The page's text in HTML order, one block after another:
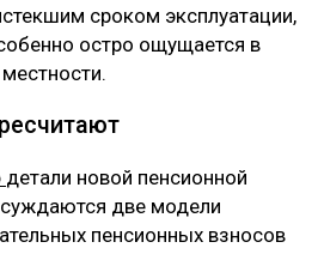
сроком эксплуатации,
остро ощущается в
детали новой пенсионной
две модели
пенсионных взносов